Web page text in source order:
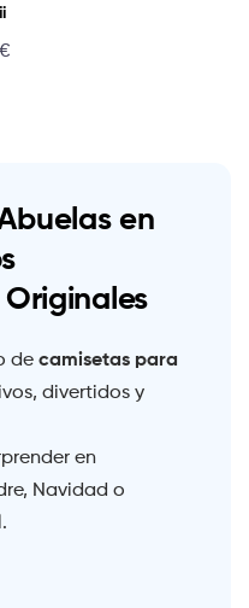
€
en
de camisetas para
divertidos y
en
Navidad o